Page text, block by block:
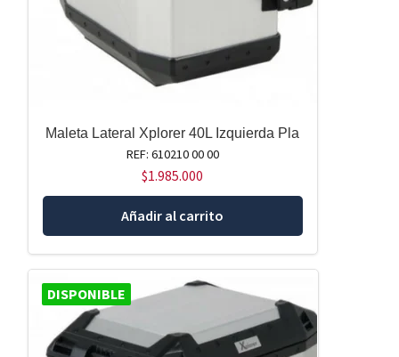
Maleta Lateral Xplorer 40L Izquierda Pla
REF: 610210 00 00
$1.985.000
Añadir al carrito
DISPONIBLE